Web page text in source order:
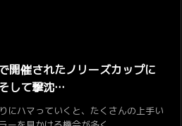
開催されたノリーズカップに
して撃沈…
にハマっていくと、たくさんの上手い